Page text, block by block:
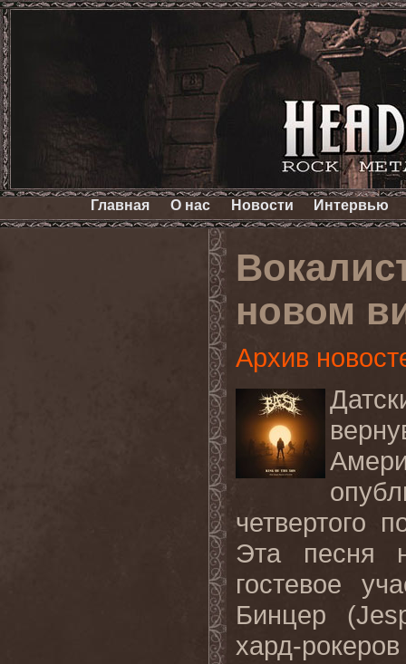
Главная О нас Новости Интервью
новом
Архив
четвертого
Эта песня
гостевое
Бинцер (
хард-